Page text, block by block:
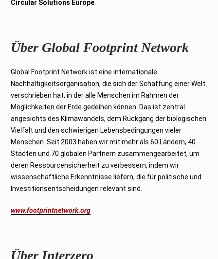
Circular Solutions Europe
Über Global Footprint Network
Global Footprint Network ist eine internationale
Nachhaltigkeitsorganisation, die sich der Schaffung einer Welt
verschrieben hat, in der alle Menschen im Rahmen der
Möglichkeiten der Erde gedeihen können. Das ist zentral
angesichts des Klimawandels, dem Rückgang der biologischen
Vielfalt und den schwierigen Lebensbedingungen vieler
Menschen. Seit 2003 haben wir mit mehr als 60 Ländern, 40
Städten und 70 globalen Partnern zusammengearbeitet, um
deren Ressourcensicherheit zu verbessern, indem wir
wissenschaftliche Erkenntnisse liefern, die für politische und
Investitionsentscheidungen relevant sind.
www.footprintnetwork.org
Über Interzero